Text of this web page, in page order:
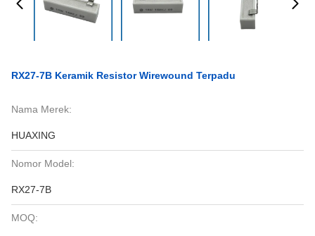
RX27-7B Keramik Resistor Wirewound Terpadu
Nama Merek:
HUAXING
Nomor Model:
RX27-7B
MOQ: